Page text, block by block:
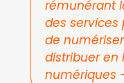
rémunérant
des services
de
distribuer en